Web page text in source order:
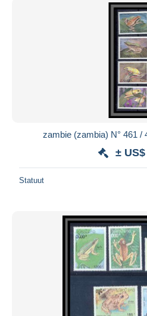
zambie (zambia) N° 461 /
±
Statuut